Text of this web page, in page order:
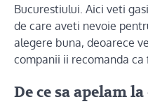
Bucurestiului. Aici veti
de care aveti nevoie
alegere buna, deoarece
companii ii recomanda ca
De ce sa apelam